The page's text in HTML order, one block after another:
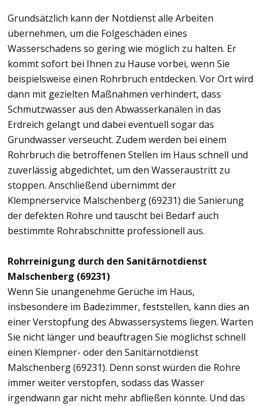
Grundsätzlich kann der Notdienst alle Arbeiten
übernehmen, um die Folgeschäden eines
Wasserschadens so gering wie möglich zu halten. Er
kommt sofort bei Ihnen zu Hause vorbei, wenn Sie
beispielsweise einen Rohrbruch entdecken. Vor Ort wird
dann mit gezielten Maßnahmen verhindert, dass
Schmutzwasser aus den Abwasserkanälen in das
Erdreich gelangt und dabei eventuell sogar das
Grundwasser verseucht. Zudem werden bei einem
Rohrbruch die betroffenen Stellen im Haus schnell und
zuverlässig abgedichtet, um den Wasseraustritt zu
stoppen. Anschließend übernimmt der
Klempnerservice Malschenberg (69231) die Sanierung
der defekten Rohre und tauscht bei Bedarf auch
bestimmte Rohrabschnitte professionell aus.
Rohrreinigung durch den Sanitärnotdienst
Malschenberg (69231)
Wenn Sie unangenehme Gerüche im Haus,
insbesondere im Badezimmer, feststellen, kann dies an
einer Verstopfung des Abwassersystems liegen. Warten
Sie nicht länger und beauftragen Sie möglichst schnell
einen Klempner- oder den Sanitärnotdienst
Malschenberg (69231). Denn sonst würden die Rohre
immer weiter verstopfen, sodass das Wasser
irgendwann gar nicht mehr abfließen könnte. Und das